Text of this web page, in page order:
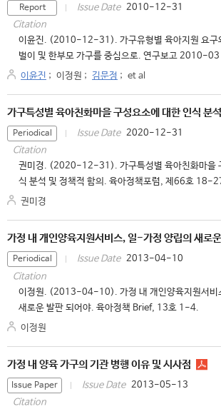
Report Issue Date 2010-12-31
Citation
이윤진. (2010-12-31). 가구유형별 육아지원 요구
벌이 및 한부모 가구를 중심으로. 연구보고 2010-
이윤진 ; 이정원 ; 김문정 ; et al
가구특성별 육아친화마을 구성요소에 대한 인식 분
Periodical Issue Date 2020-12-31
Citation
권미경. (2020-12-31). 가구특성별 육아친화마을
식 분석 및 정책적 함의. 육아정책포럼, 제66호 18-
권미경
가정 내 개인양육지원서비스, 일-가정 양립의 새로
Periodical Issue Date 2013-04-10
Citation
이정원. (2013-04-10). 가정 내 개인양육지원서비
새로운 발판 되어야. 육아정책 Brief, 13호 1-4.
이정원
가정 내 양육 가구의 기관 병행 이유 및 시사점
Issue Paper Issue Date 2013-05-13
Citation